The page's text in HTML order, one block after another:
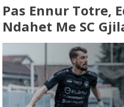
Pas Ennur Totre,
Ndahet Me SC